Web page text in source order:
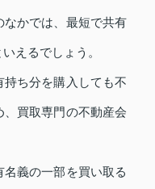
なかでは、最短で共有
えるでしょう。
ち分を購入しても不
買取専門の不動産会
義の一部を買い取る